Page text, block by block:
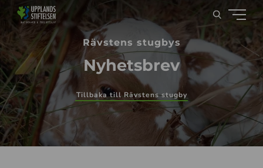
Rävstens stugbys
Nyhetsbrev
Tillbaka till Rävstens stugby